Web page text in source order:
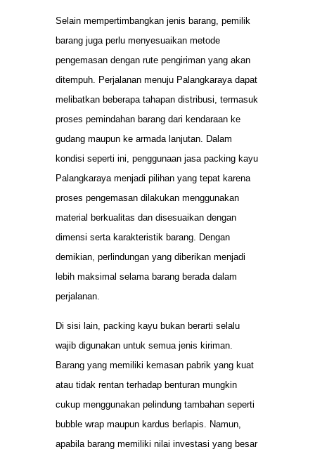
Selain mempertimbangkan jenis barang, pemilik
barang juga perlu menyesuaikan metode
pengemasan dengan rute pengiriman yang akan
ditempuh. Perjalanan menuju Palangkaraya dapat
melibatkan beberapa tahapan distribusi, termasuk
proses pemindahan barang dari kendaraan ke
gudang maupun ke armada lanjutan. Dalam
kondisi seperti ini, penggunaan jasa packing kayu
Palangkaraya menjadi pilihan yang tepat karena
proses pengemasan dilakukan menggunakan
material berkualitas dan disesuaikan dengan
dimensi serta karakteristik barang. Dengan
demikian, perlindungan yang diberikan menjadi
lebih maksimal selama barang berada dalam
perjalanan.
Di sisi lain, packing kayu bukan berarti selalu
wajib digunakan untuk semua jenis kiriman.
Barang yang memiliki kemasan pabrik yang kuat
atau tidak rentan terhadap benturan mungkin
cukup menggunakan pelindung tambahan seperti
bubble wrap maupun kardus berlapis. Namun,
apabila barang memiliki nilai investasi yang besar